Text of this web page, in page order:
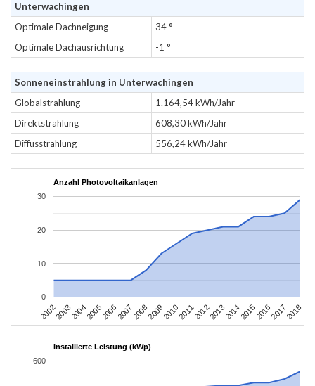
Unterwachingen
Optimale Dachneigung
34 °
Optimale Dachausrichtung
-1 °
Sonneneinstrahlung in Unterwachingen
Globalstrahlung
1.164,54 kWh/Jahr
Direktstrahlung
608,30 kWh/Jahr
Diffusstrahlung
556,24 kWh/Jahr
Anzahl Photovoltaikanlagen
20022003200420052006200720082009201020112012201320142015201620172018
0
10
20
30
Installierte Leistung (kWp)
600